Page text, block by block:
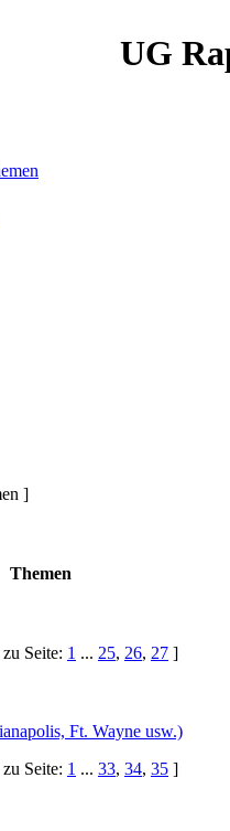
UG
]
Themen
Seite: 1 ... 25, 26, 27 ]
Ft. Wayne usw.)
Seite: 1 ... 33, 34, 35 ]